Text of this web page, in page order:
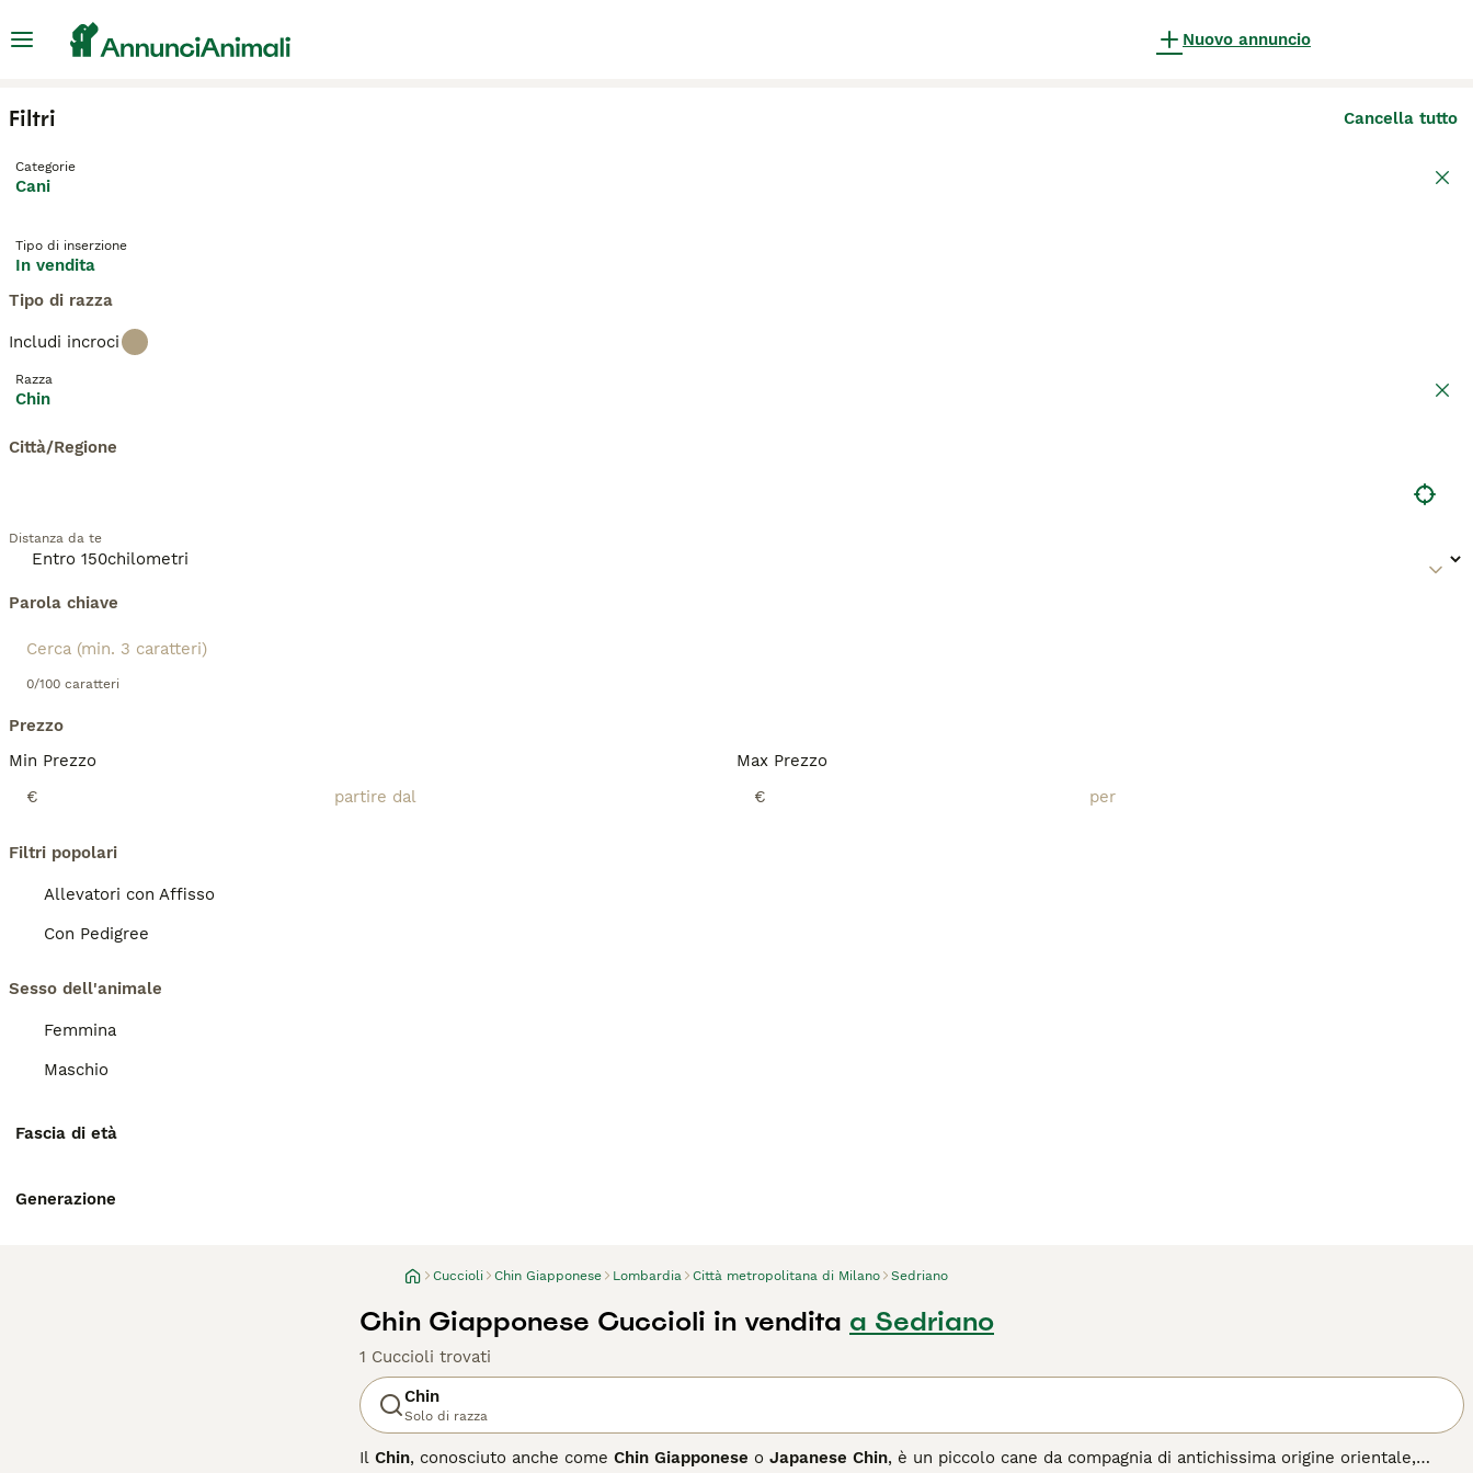
Nuovo annuncio
Filtri Cancella tutto
Categorie
Cani
Tipo di inserzione
In vendita
Tipo di razza
Includi incroci
Razza
Chin
Città/Regione
Distanza da te
Parola chiave
0/100 caratteri
Prezzo
Min Prezzo
€
Max Prezzo
€
Filtri popolari
Allevatori con Affisso
Con Pedigree
Sesso dell'animale
Femmina
Maschio
Fascia di età
Generazione
Cuccioli Chin Giapponese Lombardia Città metropolitana di Milano Sedriano
Chin Giapponese Cuccioli in vendita a Sedriano
1 Cuccioli trovati
Chin
Solo di razza
Il Chin, conosciuto anche come Chin Giapponese o Japanese Chin, è un piccolo cane da compagnia di antichissima origine orientale,